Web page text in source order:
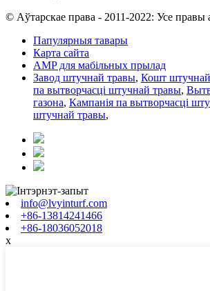
© Аўтарскае права - 2011-2022: Усе правы
Папулярныя тавары
Карта сайта
AMP для мабільных прылад
Завод штучнай травы, Кошт
па вытворчасці штучнай травы,
газона, Кампанія па вытворчасці
штучнай травы,
info@lvyinturf.com
+86-13814241466
+86-18036052018
x